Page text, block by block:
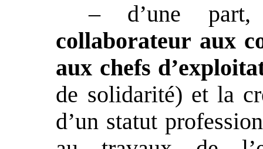
– d’une
collaborateur aux
aux chefs
de solidarité) et la
d’un statut